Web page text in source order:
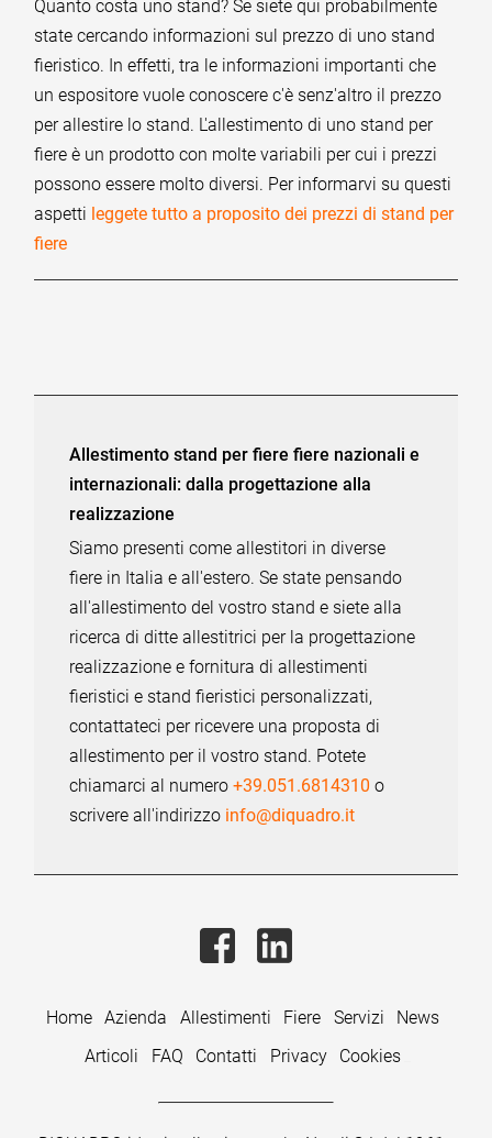
Quanto costa uno stand? Se siete qui probabilmente
state cercando informazioni sul prezzo di uno stand
fieristico. In effetti, tra le informazioni importanti che
un espositore vuole conoscere c'è senz'altro il prezzo
per allestire lo stand. L'allestimento di uno stand per
fiere è un prodotto con molte variabili per cui i prezzi
possono essere molto diversi. Per informarvi su questi
aspetti leggete tutto a proposito dei prezzi di stand per
fiere
Allestimento stand per fiere fiere nazionali e
internazionali: dalla progettazione alla
realizzazione
Siamo presenti come allestitori in diverse
fiere in Italia e all'estero. Se state pensando
all'allestimento del vostro stand e siete alla
ricerca di ditte allestitrici per la progettazione
realizzazione e fornitura di allestimenti
fieristici e stand fieristici personalizzati,
contattateci per ricevere una proposta di
allestimento per il vostro stand. Potete
chiamarci al numero+39.051.6814310 o
scrivere all'indirizzo info@diquadro.it
Home Azienda Allestimenti Fiere Servizi
News
Articoli
FAQ Contatti Privacy Cookies